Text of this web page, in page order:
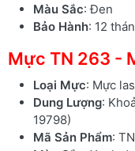
Màu Sắc: Đen
Bảo Hành: 12
Mực TN 263 -
Loại Mực: Mực
Dung Lượng:
19798)
Mã Sản Phẩm: